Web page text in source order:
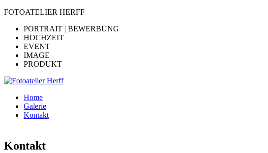
FOTOATELIER HERFF
PORTRAIT | BEWERBUNG
HOCHZEIT
EVENT
IMAGE
PRODUKT
Home
Galerie
Kontakt
Kontakt